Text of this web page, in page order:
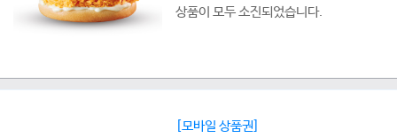
상품이 모두 소진되었습니다.
[모바일 상품권]